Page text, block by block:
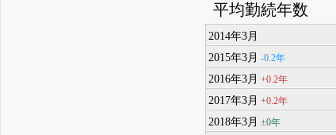
平均勤続年数
2014年3月
2015年3月-0.2年
2016年3月+0.2年
2017年3月+0.2年
2018年3月±0年